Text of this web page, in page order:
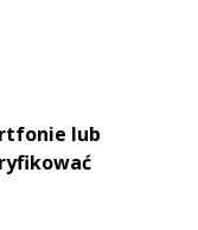
lub